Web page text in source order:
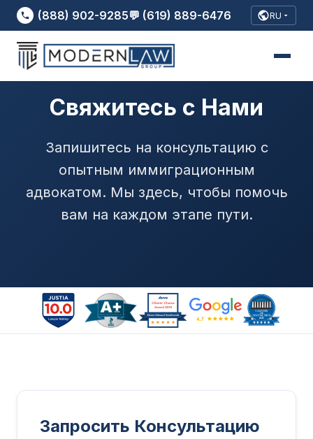
(888) 902-9285💬 (619) 889-6476 RU
Свяжитесь с Нами
Запишитесь на консультацию с
опытным иммиграционным
адвокатом. Мы здесь, чтобы помочь
вам на каждом этапе пути.
Запросить Консультацию